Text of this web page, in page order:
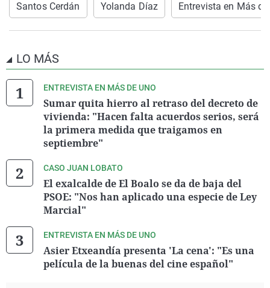
Santos Cerdán Yolanda Díaz Entrevista en Más
LO MÁS
ENTREVISTA EN MÁS DE UNO
Sumar quita hierro al retraso del decreto de
vivienda: "Hacen falta acuerdos serios, será
la primera medida que traigamos en
septiembre"
CASO JUAN LOBATO
El exalcalde de El Boalo se da de baja del
PSOE: "Nos han aplicado una especie de Ley
Marcial"
ENTREVISTA EN MÁS DE UNO
Asier Etxeandía presenta 'La cena': "Es una
película de la buenas del cine español"